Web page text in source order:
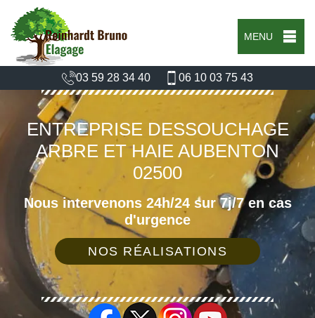
MENU
03 59 28 34 40 06 10 03 75 43
ENTREPRISE DESSOUCHAGE
ARBRE ET HAIE AUBENTON
02500
Nous intervenons 24h/24 sur 7j/7 en cas
d'urgence
NOS RÉALISATIONS